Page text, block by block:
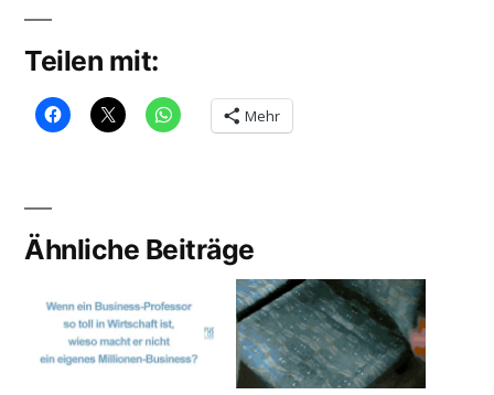
Teilen mit:
Mehr
Ähnliche Beiträge